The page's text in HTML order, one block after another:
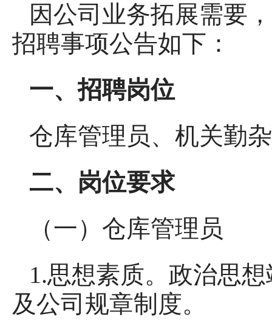
因公司业务拓展需要
招聘事项公告如下：
一、招聘岗位
仓库管理员、机关勤
二、岗位要求
（一）仓库管理员
1.思想素质。政治思
及公司规章制度。